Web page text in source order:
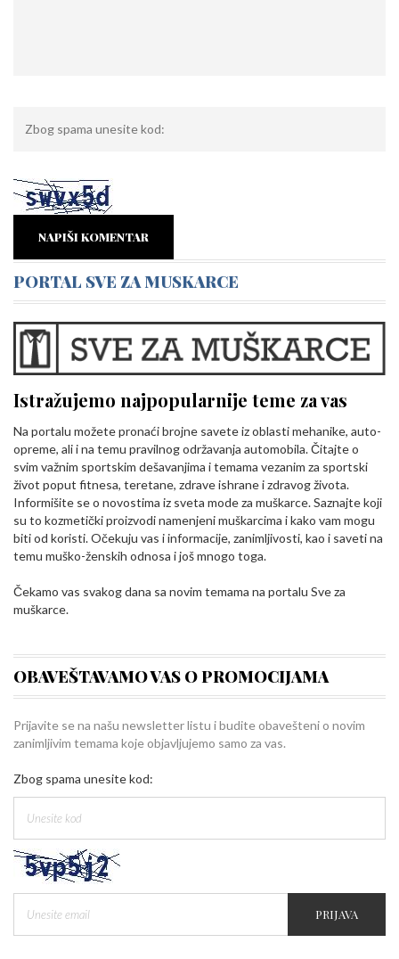
NAPIŠI KOMENTAR
PORTAL SVE ZA MUSKARCE
Istražujemo najpopularnije teme za vas
Na portalu možete pronaći brojne savete iz oblasti mehanike, auto-
opreme, ali i na temu pravilnog održavanja automobila. Čitajte o
svim važnim sportskim dešavanjima i temama vezanim za sportski
život poput fitnesa, teretane, zdrave ishrane i zdravog života.
Informišite se o novostima iz sveta mode za muškarce. Saznajte koji
su to kozmetički proizvodi namenjeni muškarcima i kako vam mogu
biti od koristi. Očekuju vas i informacije, zanimljivosti, kao i saveti na
temu muško-ženskih odnosa i još mnogo toga.
Čekamo vas svakog dana sa novim temama na portalu Sve za
muškarce.
OBAVEŠTAVAMO VAS O PROMOCIJAMA
Prijavite se na našu newsletter listu i budite obavešteni o novim
zanimljivim temama koje objavljujemo samo za vas.
Zbog spama unesite kod:
PRIJAVA